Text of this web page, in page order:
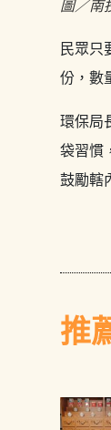
圖／南
民眾只
份，數
環保局
袋習慣
鼓勵轄
推